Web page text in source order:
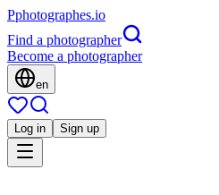
Pphotographes.io
Find a photographer
Become a photographer
en
Log in Sign up